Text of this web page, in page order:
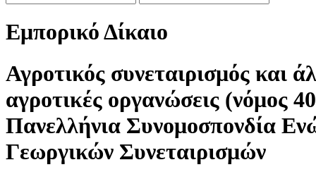
Εμπορικό Δίκαιο
Αγροτικός συνεταιρισμός και
αγροτικές οργανώσεις (νόμος
Πανελλήνια Συνομοσπονδία
Γεωργικών Συνεταιρισμών